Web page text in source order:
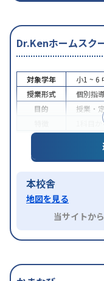
Dr.Kenホームスク
対象学年 小1 ~ 6
授業形式
個別指
目的
授業・
1科目
本校舎
地図を見る
当サイトか